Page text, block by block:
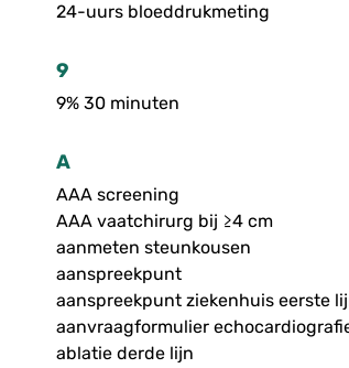
24-uurs bloeddrukmeting
9
9% 30 minuten
A
AAA screening
AAA vaatchirurg bij ≥4 cm
aanmeten steunkousen
aanspreekpunt
aanspreekpunt ziekenhuis eerste
aanvraagformulier
ablatie derde lijn